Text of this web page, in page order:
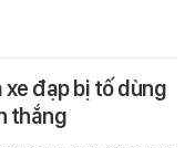
đạp bị tố dùng
thắng